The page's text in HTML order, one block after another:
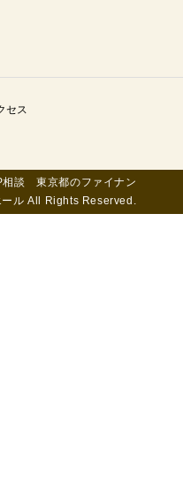
セス
談 東京都のファイナン
ール All Rights Reserved.